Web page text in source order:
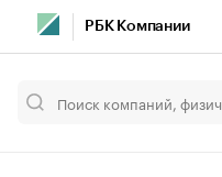
РБК Компании